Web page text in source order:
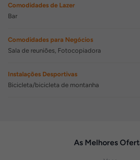
Comodidades de Lazer
Bar
Comodidades para Negócios
Sala de reuniões, Fotocopiadora
Instalações Desportivas
Bicicleta/bicicleta de montanha
As Melhores